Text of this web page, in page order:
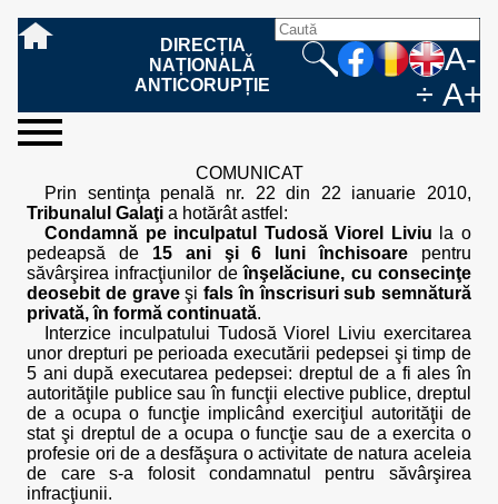
DIRECȚIA
NAȚIONALĂ
ANTICORUPȚIE
A-
÷ A+
înseamnă
fapta de
corupție
sesizați
o faptă
de
corupție?
este
protejat
cel care
denunță?
trebuie
să
conțină o
sesizare?
procesului
penal
urmează
după ce
sesizez
o faptă
de
corupție?
drepturile și
obligațiile
persoanelor
în procesul
penal?
sprijiniți
DNA
oferind
date
despre
posibile
fapte de
corupție?
lucrează
la DNA?
se
ocupă
DNA?
de
informații
ale DNA
teritoriale
legal
financiare
și achiziții
publice
umane
instituțională
noastre
de
activitate
penale
definitive
în cauze
de
corupție
media
informare
și relații
publice -
Contacte
de presă
acreditare
la
replică
publică
responsabilă
cu
informarea
publică
solicitare
informații
în baza
Legii
544/2001
anual
privind
aplicarea
Legii
544/2001
544/2001
și norme
de
aplicare
datelor
cu
caracter
personal
de
contestare
a
răspunsului
oferit în
baza Legii
544/2001
internațională
internaționale
internațional
COMUNICAT
Prin sentinţa penală nr. 22 din 22 ianuarie 2010,
Tribunalul Galaţi a hotărât astfel:
Condamnă pe inculpatul Tudosă Viorel Liviu la o
pedeapsă de 15 ani şi 6 luni închisoare pentru
săvârşirea infracţiunilor deînşelăciune, cu consecinţe
deosebit de graveşi fals în înscrisuri sub semnătură
privată, în formă continuată.
Interzice inculpatului Tudosă Viorel Liviu exercitarea
unor drepturi pe perioada executării pedepsei şi timp de
5 ani după executarea pedepsei: dreptul de a fi ales în
autorităţile publice sau în funcţii elective publice, dreptul
de a ocupa o funcţie implicând exerciţiul autorităţii de
stat şi dreptul de a ocupa o funcţie sau de a exercita o
profesie ori de a desfăşura o activitate de natura aceleia
de care s-a folosit condamnatul pentru săvârşirea
infracţiunii.